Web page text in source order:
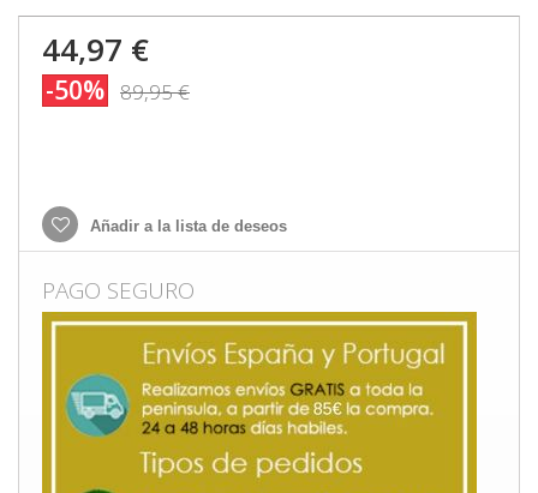
44,97 €
-50% 89,95 €
Añadir a la lista de deseos
PAGO SEGURO